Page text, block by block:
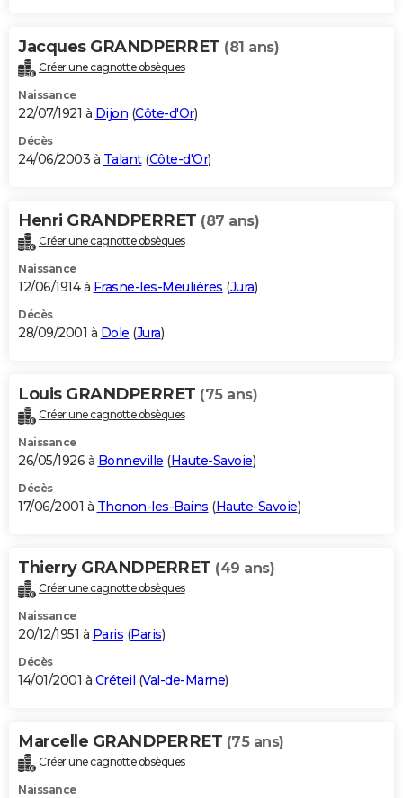
Jacques GRANDPERRET (81 ans)
Créer une cagnotte obsèques
Naissance
22/07/1921 à Dijon (Côte-d'Or)
Décès
24/06/2003 à Talant(Côte-d'Or)
Henri GRANDPERRET (87 ans)
Créer une cagnotte obsèques
Naissance
12/06/1914 à Frasne-les-Meulières (Jura)
Décès
28/09/2001 à Dole (Jura)
Louis GRANDPERRET (75 ans)
Créer une cagnotte obsèques
Naissance
26/05/1926 à Bonneville (Haute-Savoie)
Décès
17/06/2001 à Thonon-les-Bains (Haute-Savoie)
Thierry GRANDPERRET (49 ans)
Créer une cagnotte obsèques
Naissance
20/12/1951 à Paris (Paris)
Décès
14/01/2001 à Créteil (Val-de-Marne)
Marcelle GRANDPERRET (75 ans)
Créer une cagnotte obsèques
Naissance